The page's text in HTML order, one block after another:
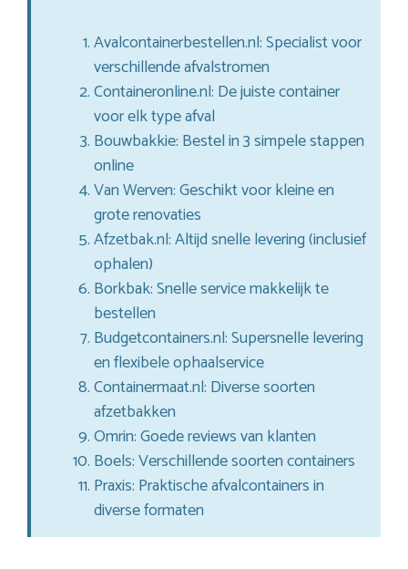
Avalcontainerbestellen.nl: Specialist voor
verschillende afvalstromen
Containeronline.nl: De juiste container
voor elk type afval
Bouwbakkie: Bestel in 3 simpele stappen
online
Van Werven: Geschikt voor kleine en
grote renovaties
Afzetbak.nl: Altijd snelle levering (inclusief
ophalen)
Borkbak: Snelle service makkelijk te
bestellen
Budgetcontainers.nl: Supersnelle levering
en flexibele ophaalservice
Containermaat.nl: Diverse soorten
afzetbakken
Omrin: Goede reviews van klanten
Boels: Verschillende soorten containers
Praxis: Praktische afvalcontainers in
diverse formaten